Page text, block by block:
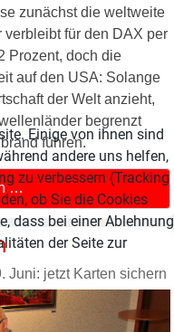
zunächst die weltweite
verbleibt für den DAX per
Prozent, doch die
auf den USA: Solange
der Welt anzieht,
begrenzt
führen.
…
Juni: jetzt Karten sichern
Einige von ihnen sind
andere uns helfen,
zu verbessern (Tracking
ob Sie die Cookies
dass bei einer Ablehnung
der Seite zur